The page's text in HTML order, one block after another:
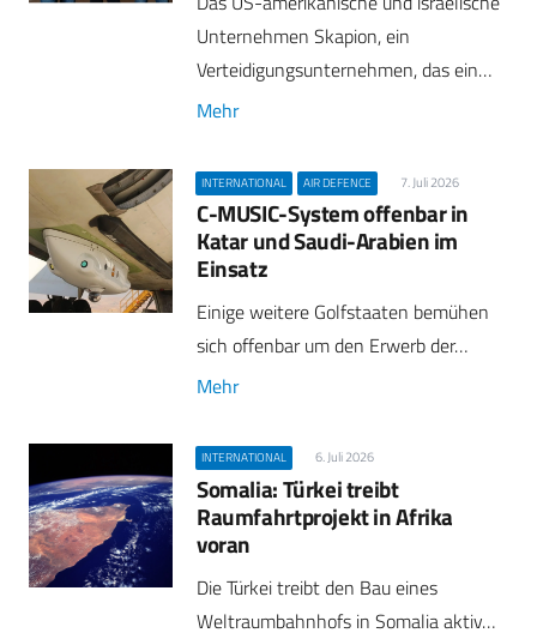
Unternehmen Skapion, ein
Verteidigungsunternehmen, das ein…
Mehr
INTERNATIONAL AIR DEFENCE 7. Juli 2026
C-MUSIC-System offenbar in
Katar und Saudi-Arabien im
Einsatz
Einige weitere Golfstaaten bemühen
sich offenbar um den Erwerb der…
Mehr
INTERNATIONAL 6. Juli 2026
Somalia: Türkei treibt
Raumfahrtprojekt in Afrika
voran
Die Türkei treibt den Bau eines
Weltraumbahnhofs in Somalia aktiv…